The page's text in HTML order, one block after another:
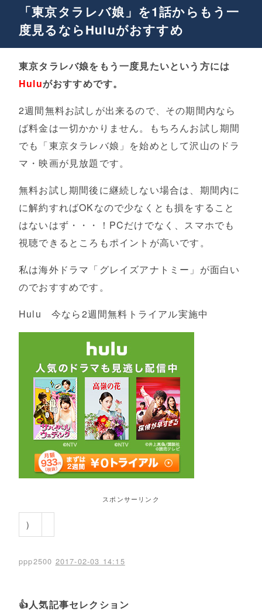
「東京タラレバ娘」を1話からもう一
度見るならHuluがおすすめ
東京タラレバ娘をもう一度見たいという方には
Huluがおすすめです。
2週間無料お試しが出来るので、その期間内なら
ば料金は一切かかりません。もちろんお試し期間
でも「東京タラレバ娘」を始めとして沢山のドラ
マ・映画が見放題です。
無料お試し期間後に継続しない場合は、期間内に
に解約すればOKなので少なくとも損をすること
はないはず・・・！PCだけでなく、スマホでも
視聴できるところもポイントが高いです。
私は海外ドラマ「グレイズアナトミー」が面白い
のでおすすめです。
Hulu 今なら2週間無料トライアル実施中
スポンサーリンク
）
ppp2500 2017-02-03 14:15
👍人気記事セレクション